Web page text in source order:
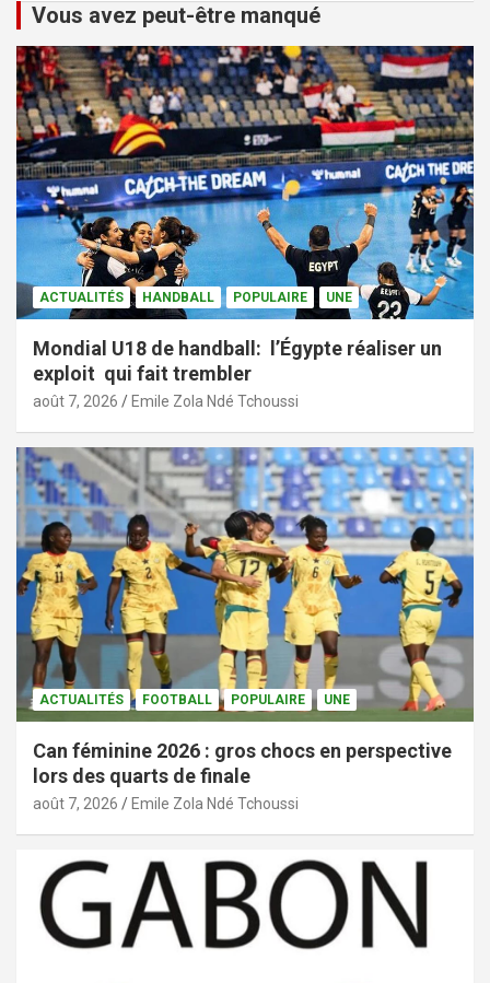
Vous avez peut-être manqué
ACTUALITÉS HANDBALL POPULAIRE UNE
Mondial U18 de handball: l’Égypte réaliser un
exploit qui fait trembler
août 7, 2026 Emile Zola Ndé Tchoussi
ACTUALITÉS FOOTBALL POPULAIRE UNE
Can féminine 2026 : gros chocs en perspective
lors des quarts de finale
août 7, 2026 Emile Zola Ndé Tchoussi